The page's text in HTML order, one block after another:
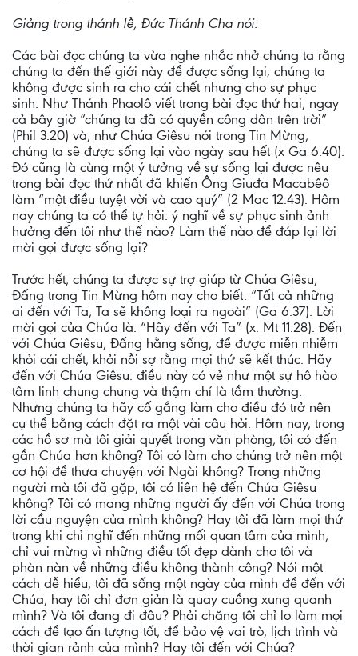
Giảng trong thánh lễ, Đức Thánh Cha nói:
Các bài đọc chúng ta vừa nghe nhắc nhở chúng ta rằng
chúng ta đến thế giới này để được sống lại; chúng ta
không được sinh ra cho cái chết nhưng cho sự phục
sinh. Như Thánh Phaolô viết trong bài đọc thứ hai, ngay
cả bây giờ “chúng ta đã có quyền công dân trên trời”
(Phil 3:20) và, như Chúa Giêsu nói trong Tin Mừng,
chúng ta sẽ được sống lại vào ngày sau hết (x Ga 6:40).
Đó cũng là cùng một ý tưởng về sự sống lại được nêu
trong bài đọc thứ nhất đã khiến Ông Giuđa Macabêô
làm “một điều tuyệt vời và cao quý” (2 Mac 12:43). Hôm
nay chúng ta có thể tự hỏi: ý nghĩ về sự phục sinh ảnh
hưởng đến tôi như thế nào? Làm thế nào để đáp lại lời
mời gọi được sống lại?
Trước hết, chúng ta được sự trợ giúp từ Chúa Giêsu,
Đấng trong Tin Mừng hôm nay cho biết: “Tất cả những
ai đến với Ta, Ta sẽ không loại ra ngoài” (Ga 6:37). Lời
mời gọi của Chúa là: “Hãy đến với Ta” (x. Mt 11:28). Đến
với Chúa Giêsu, Đấng hằng sống, để được miễn nhiễm
khỏi cái chết, khỏi nỗi sợ rằng mọi thứ sẽ kết thúc. Hãy
đến với Chúa Giêsu: điều này có vẻ như một sự hô hào
tâm linh chung chung và thậm chí là tầm thường.
Nhưng chúng ta hãy cố gắng làm cho điều đó trở nên
cụ thể bằng cách đặt ra một vài câu hỏi. Hôm nay, trong
các hồ sơ mà tôi giải quyết trong văn phòng, tôi có đến
gần Chúa hơn không? Tôi có làm cho chúng trở nên một
cơ hội để thưa chuyện với Ngài không? Trong những
người mà tôi đã gặp, tôi có liên hệ đến Chúa Giêsu
không? Tôi có mang những người ấy đến với Chúa trong
lời cầu nguyện của mình không? Hay tôi đã làm mọi thứ
trong khi chỉ nghĩ đến những mối quan tâm của mình,
chỉ vui mừng vì những điều tốt đẹp dành cho tôi và
phàn nàn về những điều không thành công? Nói một
cách dễ hiểu, tôi đã sống một ngày của mình để đến với
Chúa, hay tôi chỉ đơn giản là quay cuồng xung quanh
mình? Và tôi đang đi đâu? Phải chăng tôi chỉ lo làm mọi
cách để tạo ấn tượng tốt, để bảo vệ vai trò, lịch trình và
thời gian rảnh của mình? Hay tôi đến với Chúa?